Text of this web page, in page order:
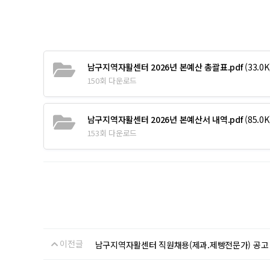
남구지역자활센터 2026년 본예산 총괄표.pdf
150회 다운로드
남구지역자활센터 2026년 본예산서 내역.pdf
153회 다운로드
이전글 남구지역자활센터 직원채용(제과.제빵전문가) 공고